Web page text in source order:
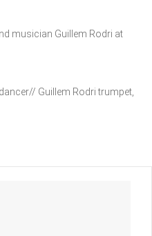
musician Guillem Rodri at
Guillem Rodri trumpet,